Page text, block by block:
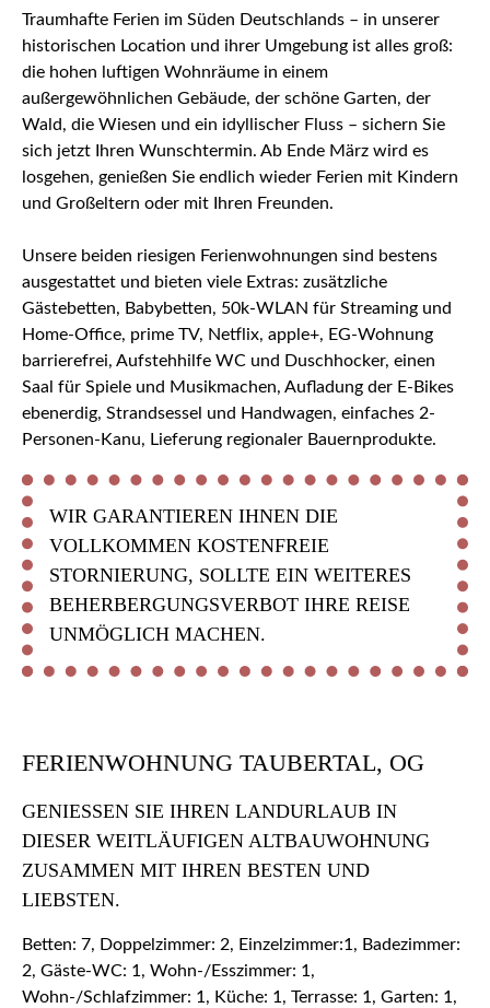
Traumhafte Ferien im Süden Deutschlands – in unserer
historischen Location und ihrer Umgebung ist alles groß:
die hohen luftigen Wohnräume in einem
außergewöhnlichen Gebäude, der schöne Garten, der
Wald, die Wiesen und ein idyllischer Fluss – sichern Sie
sich jetzt Ihren Wunschtermin. Ab Ende März wird es
losgehen, genießen Sie endlich wieder Ferien mit Kindern
und Großeltern oder mit Ihren Freunden.
Unsere beiden riesigen Ferienwohnungen sind bestens
ausgestattet und bieten viele Extras: zusätzliche
Gästebetten, Babybetten, 50k-WLAN für Streaming und
Home-Office, prime TV, Netflix, apple+, EG-Wohnung
barrierefrei, Aufstehhilfe WC und Duschhocker, einen
Saal für Spiele und Musikmachen, Aufladung der E-Bikes
ebenerdig, Strandsessel und Handwagen, einfaches 2-
Personen-Kanu, Lieferung regionaler Bauernprodukte.
WIR GARANTIEREN IHNEN DIE
VOLLKOMMEN KOSTENFREIE
STORNIERUNG, SOLLTE EIN WEITERES
BEHERBERGUNGSVERBOT IHRE REISE
UNMÖGLICH MACHEN.
FERIENWOHNUNG TAUBERTAL, OG
GENIESSEN SIE IHREN LANDURLAUB IN D
IESER WEITLÄUFIGEN ALTBAUWOHNUNG Z
USAMMEN MIT IHREN BESTEN UND L
IEBSTEN.
Betten: 7, Doppelzimmer: 2, Einzelzimmer:1, Badezimmer:
2, Gäste-WC: 1, Wohn-/Esszimmer: 1,
Wohn-/Schlafzimmer: 1, Küche: 1, Terrasse: 1, Garten: 1,